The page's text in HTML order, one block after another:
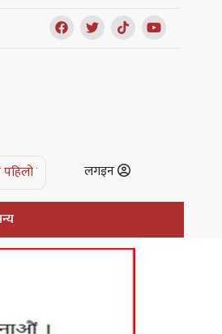
एक रात जसले किसानको वर्षभरिको सपना
लगइन